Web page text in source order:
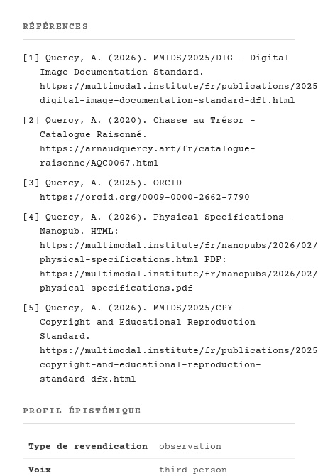
RÉFÉRENCES
[1]
Quercy, A. (2026). MMIDS/2025/DIG - Digital
Image Documentation Standard.
https://multimodal.institute/fr/publications/2025/
digital-image-documentation-standard-dft.html
[2]
Quercy, A. (2020). Chasse au Trésor -
Catalogue Raisonné.
https://arnaudquercy.art/fr/catalogue-
raisonne/AQC0067.html
[3]
Quercy, A. (2025). ORCID
https://orcid.org/0009-0000-2662-7790
[4]
Quercy, A. (2026). Physical Specifications -
Nanopub. HTML:
https://multimodal.institute/fr/nanopubs/2026/02/
physical-specifications.html PDF:
https://multimodal.institute/fr/nanopubs/2026/02/
physical-specifications.pdf
[5]
Quercy, A. (2026). MMIDS/2025/CPY -
Copyright and Educational Reproduction
Standard.
https://multimodal.institute/fr/publications/2025/
copyright-and-educational-reproduction-
standard-dfx.html
PROFIL ÉPISTÉMIQUE
Type de revendication observation
Voix third person